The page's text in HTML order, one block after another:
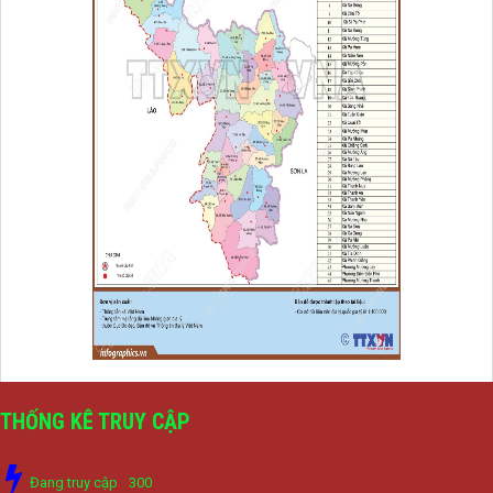
THỐNG KÊ TRUY CẬP
Đang truy cập 300